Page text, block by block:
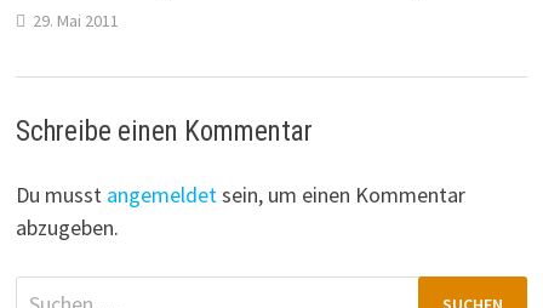
29. Mai 2011
Schreibe einen Kommentar
Du musst angemeldetsein, um einen Kommentar
abzugeben.
Suchen